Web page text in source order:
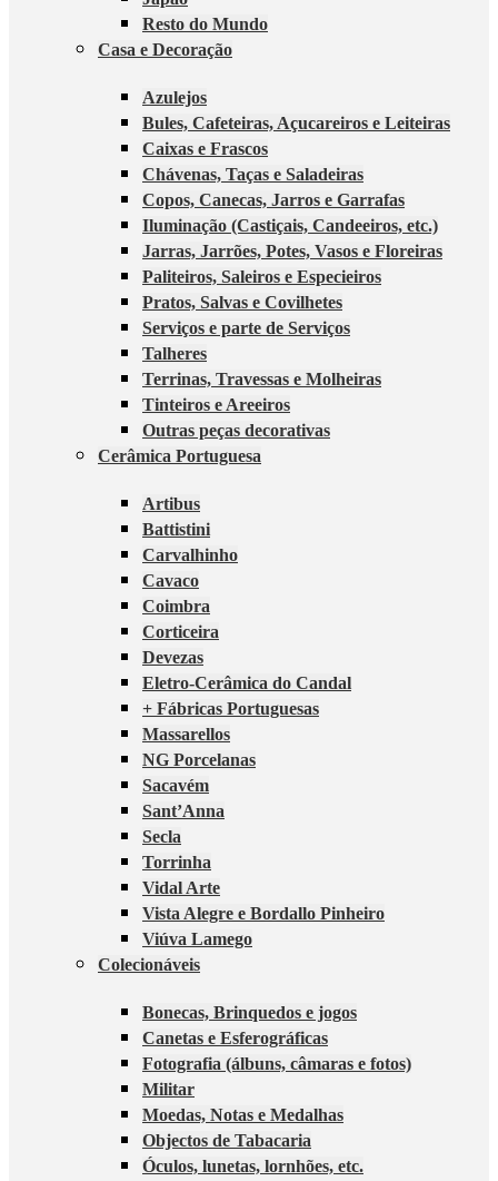
Resto do Mundo
Casa e Decoração
Azulejos
Bules, Cafeteiras, Açucareiros e Leiteiras
Caixas e Frascos
Chávenas, Taças e Saladeiras
Copos, Canecas, Jarros e Garrafas
Iluminação (Castiçais, Candeeiros, etc.)
Jarras, Jarrões, Potes, Vasos e Floreiras
Paliteiros, Saleiros e Especieiros
Pratos, Salvas e Covilhetes
Serviços e parte de Serviços
Talheres
Terrinas, Travessas e Molheiras
Tinteiros e Areeiros
Outras peças decorativas
Cerâmica Portuguesa
Artibus
Battistini
Carvalhinho
Cavaco
Coimbra
Corticeira
Devezas
Eletro-Cerâmica do Candal
+ Fábricas Portuguesas
Massarellos
NG Porcelanas
Sacavém
Sant’Anna
Secla
Torrinha
Vidal Arte
Vista Alegre e Bordallo Pinheiro
Viúva Lamego
Colecionáveis
Bonecas, Brinquedos e jogos
Canetas e Esferográficas
Fotografia (álbuns, câmaras e fotos)
Militar
Moedas, Notas e Medalhas
Objectos de Tabacaria
Óculos, lunetas, lornhões, etc.